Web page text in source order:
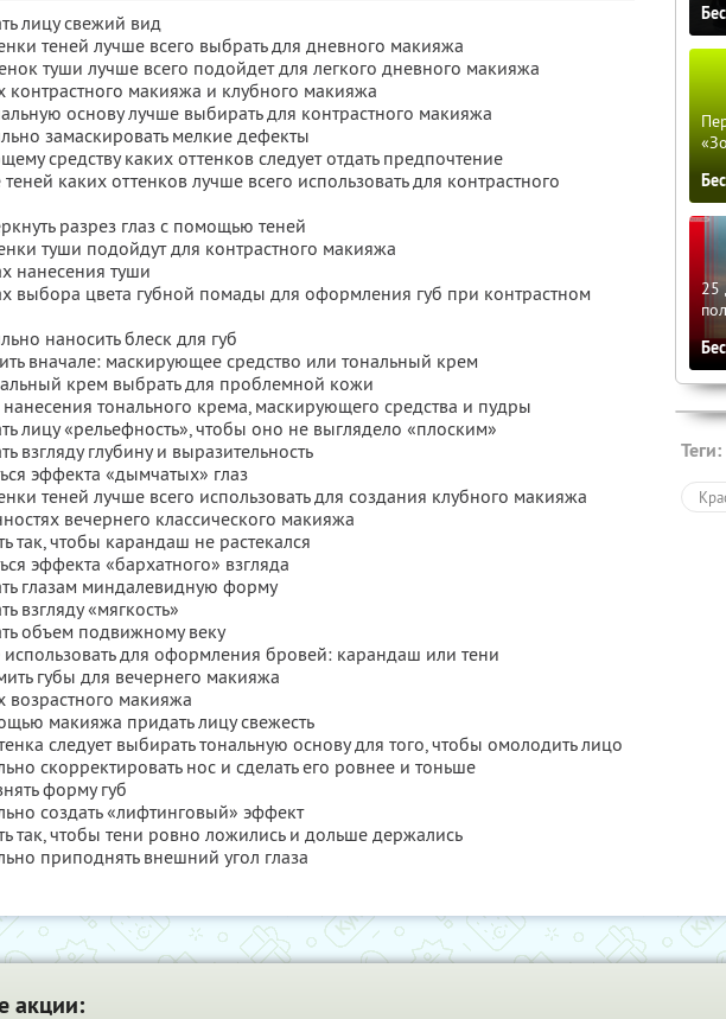
лицу свежий вид
теней лучше всего выбрать для дневного макияжа
туши лучше всего подойдет для легкого дневного макияжа
контрастного макияжа и клубного макияжа
основу лучше выбирать для контрастного макияжа
замаскировать мелкие дефекты
средству каких оттенков следует отдать предпочтение
теней каких оттенков лучше всего использовать для контрастного
разрез глаз с помощью теней
туши подойдут для контрастного макияжа
нанесения туши
выбора цвета губной помады для оформления губ при контрастном
наносить блеск для губ
вначале: маскирующее средство или тональный крем
крем выбрать для проблемной кожи
тонального крема, маскирующего средства и пудры
лицу «рельефность», чтобы оно не выглядело «плоским»
взгляду глубину и выразительность
эффекта «дымчатых» глаз
теней лучше всего использовать для создания клубного макияжа
вечернего классического макияжа
так, чтобы карандаш не растекался
эффекта «бархатного» взгляда
глазам миндалевидную форму
взгляду «мягкость»
объем подвижному веку
использовать для оформления бровей: карандаш или тени
губы для вечернего макияжа
возрастного макияжа
макияжа придать лицу свежесть
следует выбирать тональную основу для того, чтобы омолодить лицо
скорректировать нос и сделать его ровнее и тоньше
форму губ
создать «лифтинговый» эффект
так, чтобы тени ровно ложились и дольше держались
приподнять внешний угол глаза
25
Теги:
акции: